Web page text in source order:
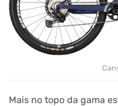
Mais no topo da gama